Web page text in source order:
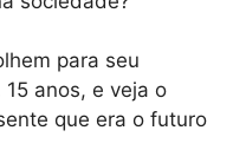
para seu
anos, e veja o
que era o futuro